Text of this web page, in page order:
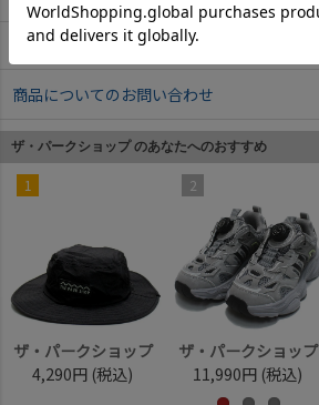
お取寄せについて
商品についてのお問い合わせ
ザ・パークショップ のあなたへのおすすめ
1
ザ・パークショップ
4,290円 (税込)
2
ザ・パークショップ
11,990円 (税込)